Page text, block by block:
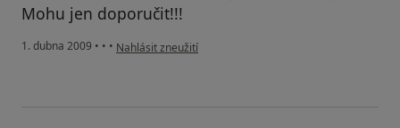
Mohu jen doporučit!!!
1. dubna 2009 • • • podle názoru uživatele Iva
Nahlásit zneužití